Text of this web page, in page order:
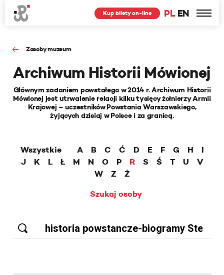
PL EN
Kup bilety on-line
Zasoby muzeum
Archiwum Historii Mówionej
Głównym zadaniem powstałego w 2014 r. Archiwum Historii
Mówionej jest utrwalenie relacji kilku tysięcy żołnierzy Armii
Krajowej – uczestników Powstania Warszawskiego,
żyjących dzisiaj w Polsce i za granicą.
Wszystkie A B C Ć D E F G H
I
J
K L Ł M N O P R S Ś T U
V
W
Z
Ż
Szukaj osoby